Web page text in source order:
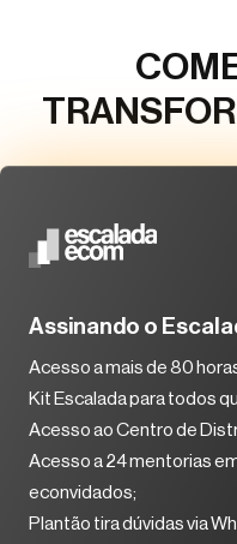
Assinando o
Acesso a mais de 80
Kit Escalada para todos
Acesso ao Centro de
Acesso a 24 mentorias
econvidados;
Plantão tira dúvidas via